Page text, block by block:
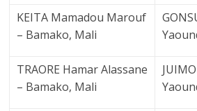
KEITA Mamadou Marouf
– Bamako, Mali
TRAORE Hamar Alassane
– Bamako, Mali